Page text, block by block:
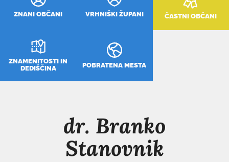
ZNANI OBČANI VRHNIŠKI ŽUPANI ČASTNI OBČANI
ZNAMENITOSTI IN
DEDIŠČINA
POBRATENA MESTA
dr. Branko
Stanovnik